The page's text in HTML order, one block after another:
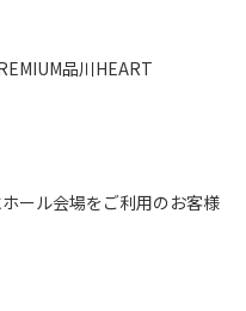
品川HEART
ール会場をご利用のお客様